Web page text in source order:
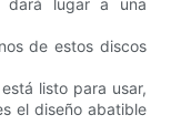
dará lugar a una
de estos discos
listo para usar,
el diseño abatible